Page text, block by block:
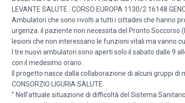
LEVANTE SALUTE : CORSO EUROPA 1130/2 16148
Ambulatori che sono rivolti a tutti i cittadini che hanno
urgenza: il paziente non necessita del Pronto Soccorso
lesioni che non interessano le funzioni vitali ma vanno
I tre nuovi ambulatori sono aperti solo il sabato dalle 9
con il medesimo orario .
Il progetto nasce dalla collaborazione di alcuni gruppi di
CONSORZIO LIGURIA SALUTE.
” Nell’attuale situazione di difficoltà del Sistema